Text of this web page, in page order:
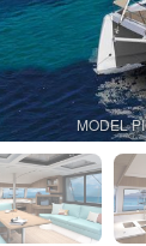
MODEL